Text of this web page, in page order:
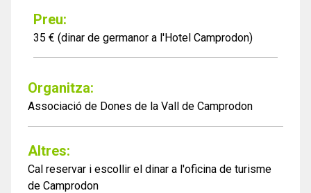
Preu:
35 € (dinar de germanor a l'Hotel Camprodon)
Organitza:
Associació de Dones de la Vall de Camprodon
Altres:
Cal reservar i escollir el dinar a l'oficina de turisme
de Camprodon